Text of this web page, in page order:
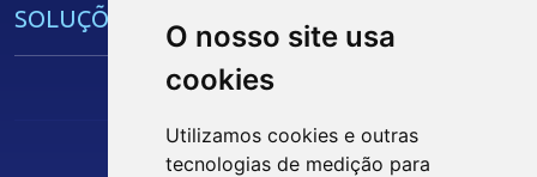
O nosso site usa
cookies
Utilizamos cookies e outras
tecnologias de medição para
SOLUÇÕES E SERVIÇOS
Núcleo de Acesso ao Crédito
Centro Internacional de Negócios -